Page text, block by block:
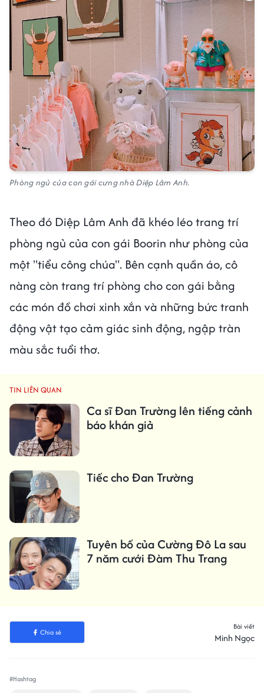
Phòng ngủ của con gái cưng nhà Diệp Lâm Anh.
Theo đó Diệp Lâm Anh đã khéo léo trang trí
phòng ngủ của con gái Boorin như phòng của
một "tiểu công chúa". Bên cạnh quần áo, cô
nàng còn trang trí phòng cho con gái bằng
các món đồ chơi xinh xắn và những bức tranh
động vật tạo cảm giác sinh động, ngập tràn
màu sắc tuổi thơ.
TIN LIÊN QUAN
Ca sĩ Đan Trường lên tiếng cảnh
báo khán giả
Tiếc cho Đan Trường
Tuyên bố của Cường Đô La sau
7 năm cưới Đàm Thu Trang
Chia sẻ
Bài viết
Minh Ngọc
#Hashtag